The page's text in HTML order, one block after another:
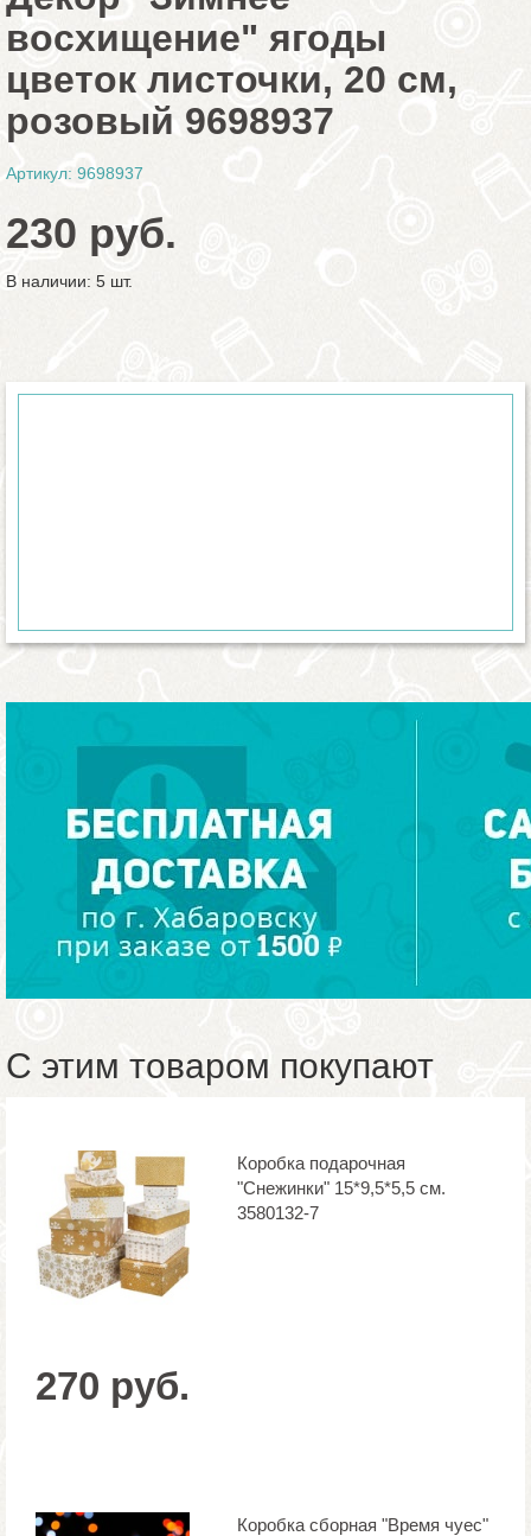
восхищение" ягоды
цветок листочки, 20 см,
розовый 9698937
Артикул: 9698937
230 руб.
В наличии: 5 шт.
С этим товаром покупают
Коробка подарочная
"Снежинки" 15*9,5*5,5 см.
3580132-7
270 руб.
Коробка сборная "Время чуес"